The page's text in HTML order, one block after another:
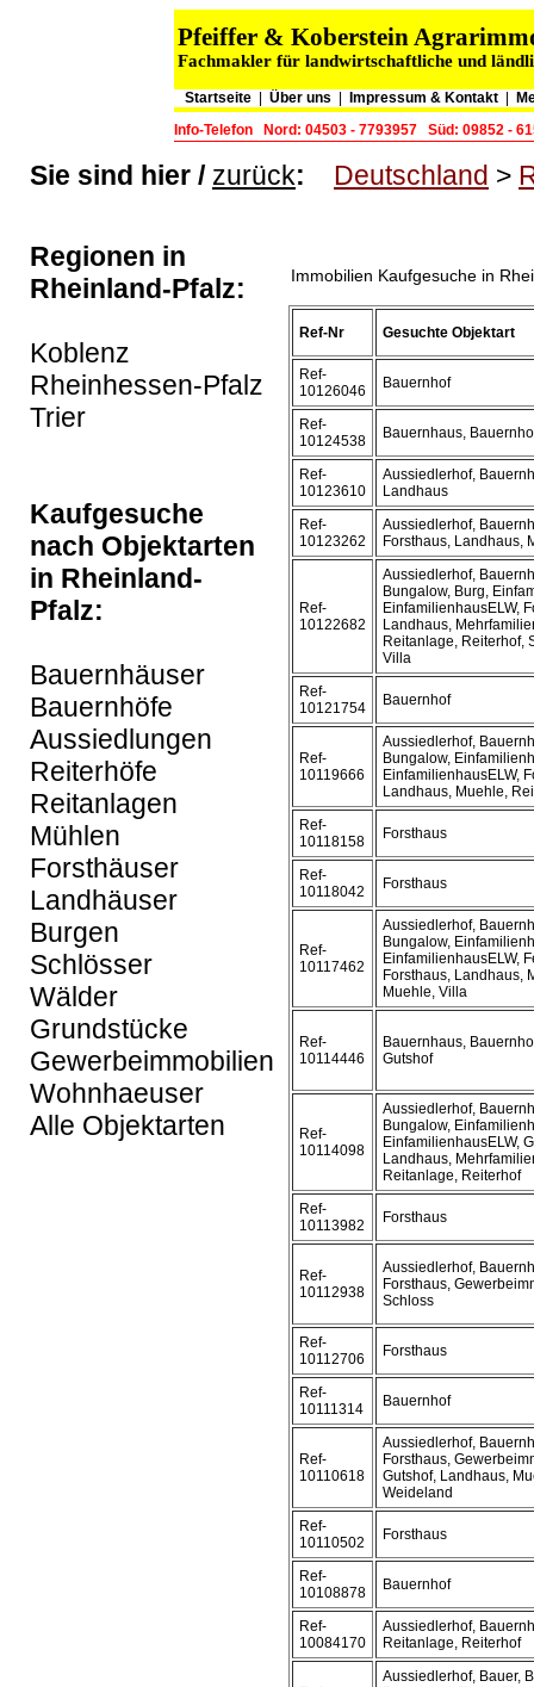
Pfeiffer & Koberstein
Fachmakler für landwirtschaftliche und
Startseite Über uns Impressum & Kontakt
Info-Telefon
Nord: 04503 - 7793957 Süd: 09852 -
Sie sind hier / zurück: Deutschland >
Regionen in
Rheinland-Pfalz:
Koblenz
Rheinhessen-Pfalz
Trier
Kaufgesuche
nach Objektarten
in Rheinland-
Pfalz:
Bauernhäuser
Bauernhöfe
Aussiedlungen
Reiterhöfe
Reitanlagen
Mühlen
Forsthäuser
Landhäuser
Burgen
Schlösser
Wälder
Grundstücke
Gewerbeimmobilien
Wohnhaeuser
Alle Objektarten
Immobilien Kaufgesuche in
Ref-Nr Gesuchte Objektart
Ref-
10126046
Bauernhof
Ref-
10124538
Bauernhaus,
Ref-
10123610
Aussiedlerhof,
Landhaus
Ref-
10123262
Aussiedlerhof,
Forsthaus, Landhaus,
Ref-
10122682
Aussiedlerhof,
Bungalow, Burg,
EinfamilienhausELW,
Landhaus,
Reitanlage, Reiterhof,
Villa
Ref-
10121754
Bauernhof
Ref-
10119666
Aussiedlerhof,
Bungalow,
EinfamilienhausELW,
Landhaus, Muehle,
Ref-
10118158
Forsthaus
Ref-
10118042
Forsthaus
Ref-
10117462
Aussiedlerhof,
Bungalow,
EinfamilienhausELW,
Forsthaus, Landhaus,
Muehle, Villa
Ref-
10114446
Bauernhaus,
Gutshof
Ref-
10114098
Aussiedlerhof,
Bungalow,
EinfamilienhausELW,
Landhaus,
Reitanlage, Reiterhof
Ref-
10113982
Forsthaus
Ref-
10112938
Aussiedlerhof,
Forsthaus,
Schloss
Ref-
10112706
Forsthaus
Ref-
10111314
Bauernhof
Ref-
10110618
Aussiedlerhof,
Forsthaus,
Gutshof, Landhaus,
Weideland
Ref-
10110502
Forsthaus
Ref-
10108878
Bauernhof
Ref-
10084170
Aussiedlerhof,
Reitanlage, Reiterhof
Aussiedlerhof, Bauer,